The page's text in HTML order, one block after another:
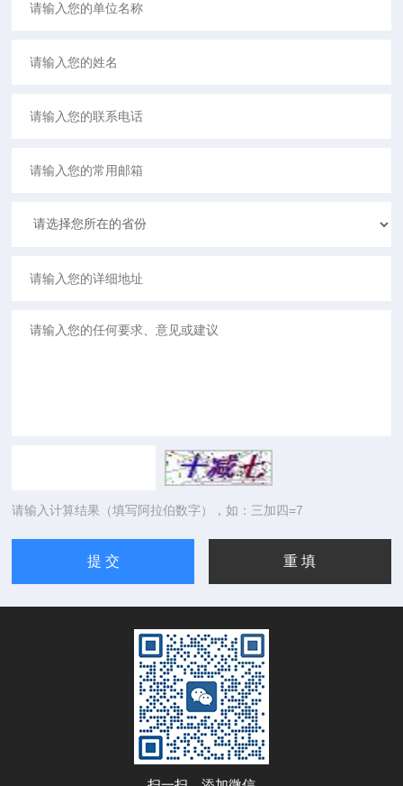
请输入计算结果（填写阿拉伯数字），如：三加四=7